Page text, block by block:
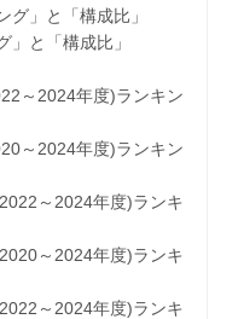
」と「構成比」
と「構成比」
～2024年度)ランキン
～2024年度)ランキン
～2024年度)ランキ
～2024年度)ランキ
～2024年度)ランキ